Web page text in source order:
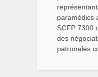
paramédics
SCFP 7300
des
patronales